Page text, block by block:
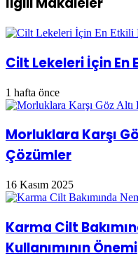
Nasıl
Cilt Lekeleri İçin En
1 hafta önce
Morluklara Karşı
Çözümler
16 Kasım 2025
Karma Cilt
Kullanımının Önemi